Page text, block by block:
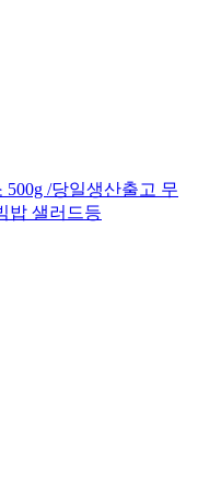
/당일생산출고 무
밥 샐러드등